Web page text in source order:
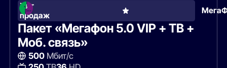
Хит
продаж
Пакет «Мегафон 5.0 VIP + ТВ +
Моб. связь»
500Мбит/с